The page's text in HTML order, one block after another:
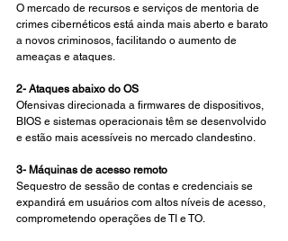
O mercado de recursos e serviços de mentoria de
crimes cibernéticos está ainda mais aberto e barato
a novos criminosos, facilitando o aumento de
ameaças e ataques.
2- Ataques abaixo do OS
Ofensivas direcionada a firmwares de dispositivos,
BIOS e sistemas operacionais têm se desenvolvido
e estão mais acessíveis no mercado clandestino.
3- Máquinas de acesso remoto
Sequestro de sessão de contas e credenciais se
expandirá em usuários com altos níveis de acesso,
comprometendo operações de TI e TO.